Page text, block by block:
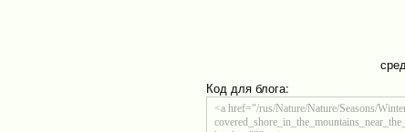
Код для блога: